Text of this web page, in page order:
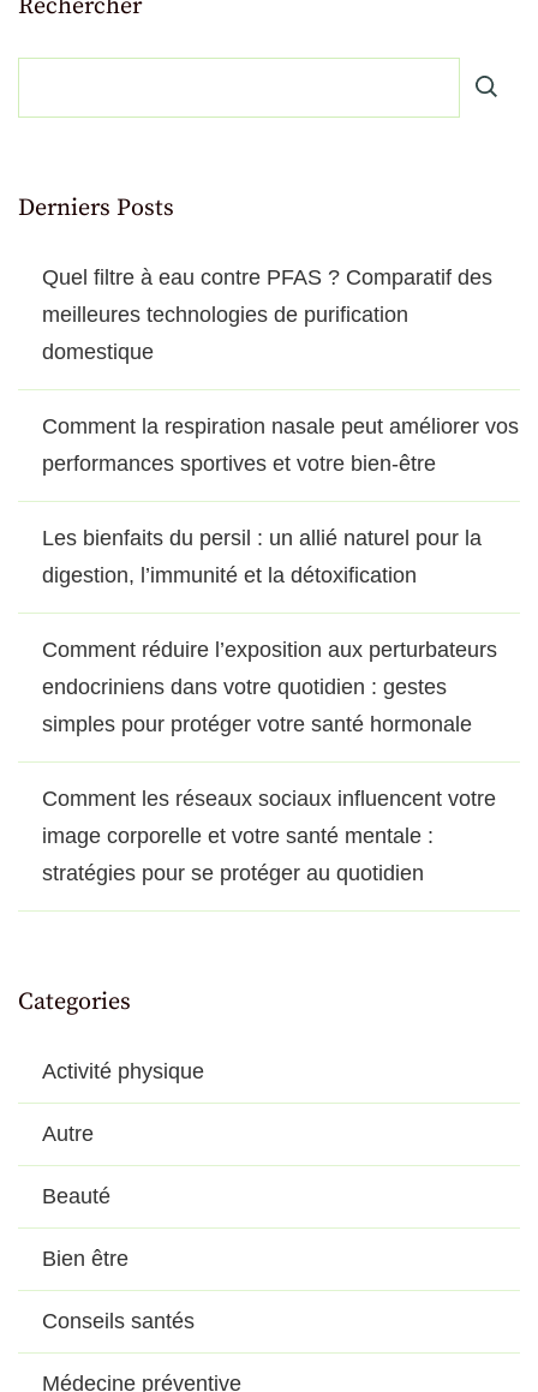
Rechercher
Derniers Posts
Quel filtre à eau contre PFAS ? Comparatif des
meilleures technologies de purification
domestique
Comment la respiration nasale peut améliorer vos
performances sportives et votre bien-être
Les bienfaits du persil : un allié naturel pour la
digestion, l’immunité et la détoxification
Comment réduire l’exposition aux perturbateurs
endocriniens dans votre quotidien : gestes
simples pour protéger votre santé hormonale
Comment les réseaux sociaux influencent votre
image corporelle et votre santé mentale :
stratégies pour se protéger au quotidien
Categories
Activité physique
Autre
Beauté
Bien être
Conseils santés
Médecine préventive